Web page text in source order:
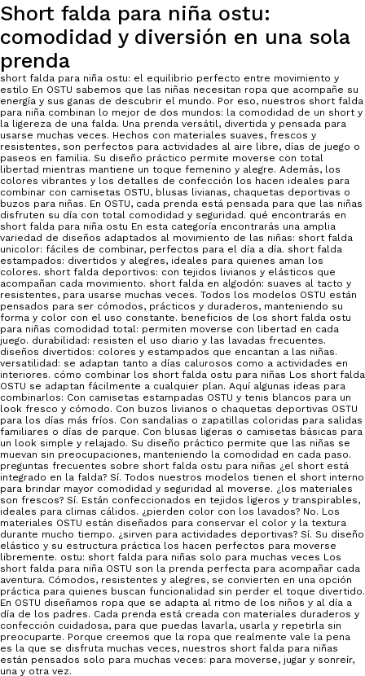
Short falda para niña ostu:
comodidad y diversión en una sola
prenda
short falda para niña ostu: el equilibrio perfecto entre movimiento y
estilo En OSTU sabemos que las niñas necesitan ropa que acompañe su
energía y sus ganas de descubrir el mundo. Por eso, nuestros short falda
para niña combinan lo mejor de dos mundos: la comodidad de un short y
la ligereza de una falda. Una prenda versátil, divertida y pensada para
usarse muchas veces. Hechos con materiales suaves, frescos y
resistentes, son perfectos para actividades al aire libre, días de juego o
paseos en familia. Su diseño práctico permite moverse con total
libertad mientras mantiene un toque femenino y alegre. Además, los
colores vibrantes y los detalles de confección los hacen ideales para
combinar con camisetas OSTU, blusas livianas, chaquetas deportivas o
buzos para niñas. En OSTU, cada prenda está pensada para que las niñas
disfruten su día con total comodidad y seguridad. qué encontrarás en
short falda para niña ostu En esta categoría encontrarás una amplia
variedad de diseños adaptados al movimiento de las niñas: short falda
unicolor: fáciles de combinar, perfectos para el día a día. short falda
estampados: divertidos y alegres, ideales para quienes aman los
colores. short falda deportivos: con tejidos livianos y elásticos que
acompañan cada movimiento. short falda en algodón: suaves al tacto y
resistentes, para usarse muchas veces. Todos los modelos OSTU están
pensados para ser cómodos, prácticos y duraderos, manteniendo su
forma y color con el uso constante. beneficios de los short falda ostu
para niñas comodidad total: permiten moverse con libertad en cada
juego. durabilidad: resisten el uso diario y las lavadas frecuentes.
diseños divertidos: colores y estampados que encantan a las niñas.
versatilidad: se adaptan tanto a días calurosos como a actividades en
interiores. cómo combinar los short falda ostu para niñas Los short falda
OSTU se adaptan fácilmente a cualquier plan. Aquí algunas ideas para
combinarlos: Con camisetas estampadas OSTU y tenis blancos para un
look fresco y cómodo. Con buzos livianos o chaquetas deportivas OSTU
para los días más fríos. Con sandalias o zapatillas coloridas para salidas
familiares o días de parque. Con blusas ligeras o camisetas básicas para
un look simple y relajado. Su diseño práctico permite que las niñas se
muevan sin preocupaciones, manteniendo la comodidad en cada paso.
preguntas frecuentes sobre short falda ostu para niñas ¿el short está
integrado en la falda? Sí. Todos nuestros modelos tienen el short interno
para brindar mayor comodidad y seguridad al moverse. ¿los materiales
son frescos? Sí. Están confeccionados en tejidos ligeros y transpirables,
ideales para climas cálidos. ¿pierden color con los lavados? No. Los
materiales OSTU están diseñados para conservar el color y la textura
durante mucho tiempo. ¿sirven para actividades deportivas? Sí. Su diseño
elástico y su estructura práctica los hacen perfectos para moverse
libremente. ostu: short falda para niñas solo para muchas veces Los
short falda para niña OSTU son la prenda perfecta para acompañar cada
aventura. Cómodos, resistentes y alegres, se convierten en una opción
práctica para quienes buscan funcionalidad sin perder el toque divertido.
En OSTU diseñamos ropa que se adapta al ritmo de los niños y al día a
día de los padres. Cada prenda está creada con materiales duraderos y
confección cuidadosa, para que puedas lavarla, usarla y repetirla sin
preocuparte. Porque creemos que la ropa que realmente vale la pena
es la que se disfruta muchas veces, nuestros short falda para niñas
están pensados solo para muchas veces: para moverse, jugar y sonreír,
una y otra vez.